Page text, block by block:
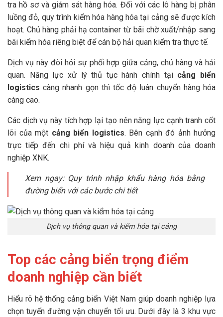
tra hồ sơ và giám sát hàng hóa. Đối với các lô hàng bị phân
luồng đỏ, quy trình kiểm hóa hàng hóa tại cảng sẽ được kích
hoạt. Chủ hàng phải hạ container từ bãi chờ xuất/nhập sang
bãi kiểm hóa riêng biệt để cán bộ hải quan kiểm tra thực tế.
Dịch vụ này đòi hỏi sự phối hợp giữa cảng, chủ hàng và hải
quan. Năng lực xử lý thủ tục hành chính tại cảng biển
logistics càng nhanh gọn thì tốc độ luân chuyển hàng hóa
càng cao.
Các dịch vụ này tích hợp lại tạo nên năng lực cạnh tranh cốt
lõi của một cảng biển logistics. Bên cạnh đó ảnh hưởng
trực tiếp đến chi phí và hiệu quả kinh doanh của doanh
nghiệp XNK.
Xem ngay: Quy trình nhập khẩu hàng hóa bằng
đường biển với các bước chi tiết
Dịch vụ thông quan và kiểm hóa tại cảng
Top các cảng biển trọng điểm
doanh nghiệp cần biết
Hiểu rõ hệ thống cảng biển Việt Nam giúp doanh nghiệp lựa
chọn tuyến đường vận chuyển tối ưu. Dưới đây là 3 khu vực